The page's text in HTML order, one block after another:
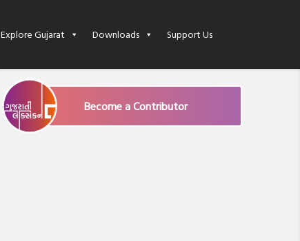
Explore Gujarat Downloads Support Us
Become a Contributor